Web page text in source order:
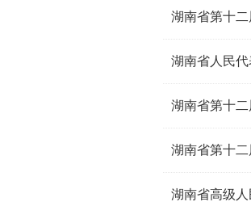
湖南省人民
湖南省第十
湖南省高级